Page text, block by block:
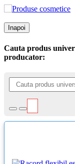
Inapoi
Cauta produs
producator: